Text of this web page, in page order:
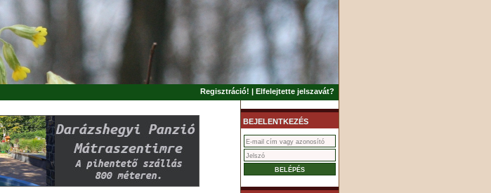
Regisztráció! | Elfelejtette jelszavát?
BEJELENTKEZÉS